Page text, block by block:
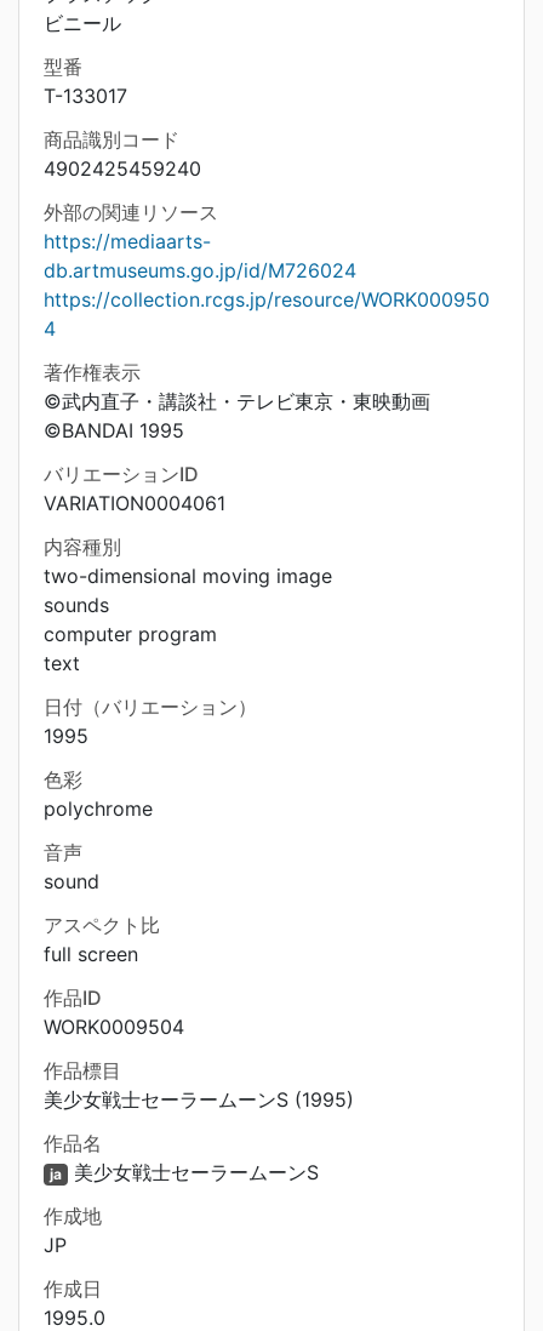
ビニール
型番
T-133017
商品識別コード
4902425459240
外部の関連リソース
https://mediaarts-
db.artmuseums.go.jp/id/M726024
https://collection.rcgs.jp/resource/WORK000950
4
著作権表示
©武内直子・講談社・テレビ東京・東映動画
©BANDAI 1995
バリエーションID
VARIATION0004061
内容種別
two-dimensional moving image
sounds
computer program
text
日付（バリエーション）
1995
色彩
polychrome
音声
sound
アスペクト比
full screen
作品ID
WORK0009504
作品標目
美少女戦士セーラームーンS (1995)
作品名
ja 美少女戦士セーラームーンS
作成地
JP
作成日
1995.0